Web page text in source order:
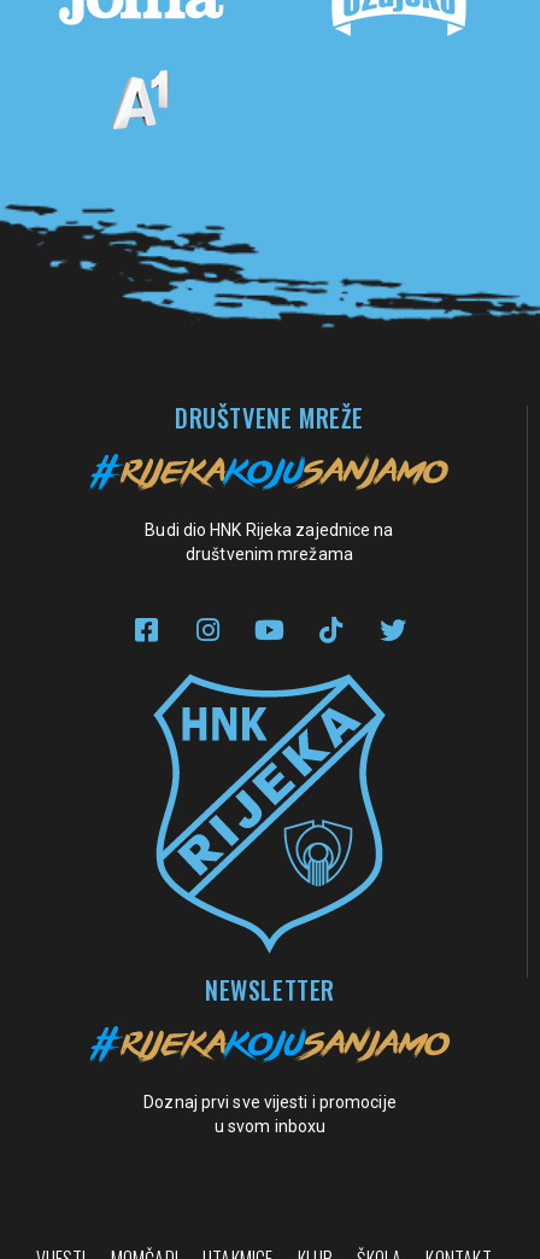
DRUŠTVENE MREŽE
Budi dio HNK Rijeka zajednice na
društvenim mrežama
NEWSLETTER
Doznaj prvi sve vijesti i promocije
u svom inboxu